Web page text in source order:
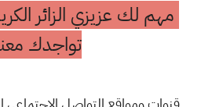
مهم لك عزيزي الزائر
تواجدك